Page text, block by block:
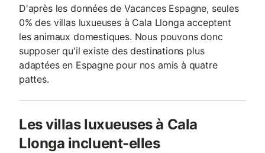
D'après les données de Vacances Espagne, seules
0% des villas luxueuses à Cala Llonga acceptent
les animaux domestiques. Nous pouvons donc
supposer qu'il existe des destinations plus
adaptées en Espagne pour nos amis à quatre
pattes.
Les villas luxueuses à Cala
Llonga incluent-elles